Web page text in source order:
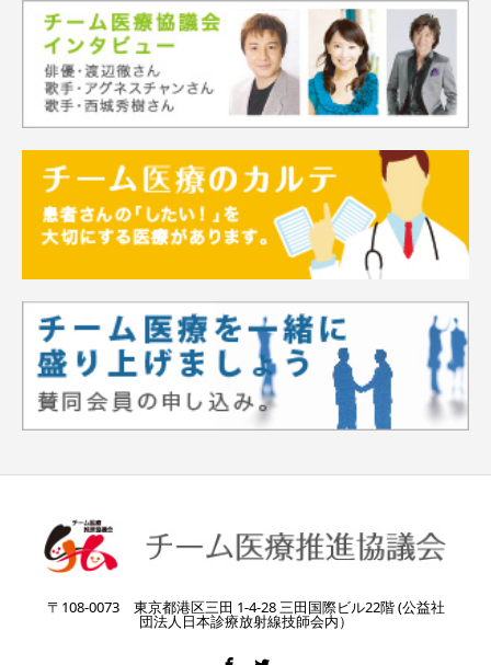
〒108-0073 東京都港区三田 1-4-28 三田国際ビル22階 (公益社
団法人日本診療放射線技師会内）